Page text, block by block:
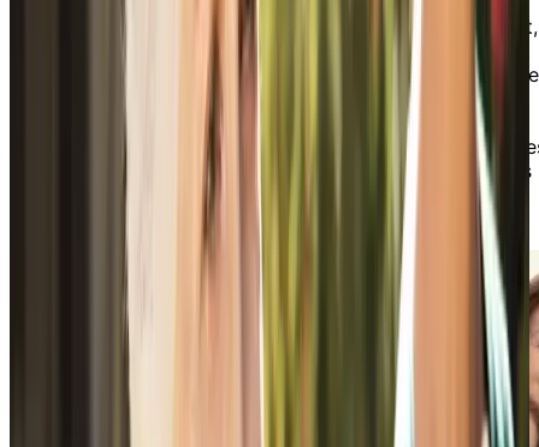
personnelle et votre propre santé. Inévitablement,
vous arrivez à une étape dans votre vie où il faut
décider de ce qui est mieux pour tout le monde,
parfois, cela suppose d’envisager la possibilité
pour un proche de s’installer en RPA. Le guide
Soutenir un proche est conçu pour vous fournir
informations et les outils essentiels afin que vous
puissiez fournir les meilleurs conseils à votre